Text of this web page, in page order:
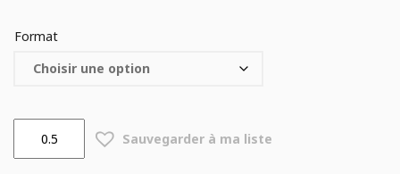
Format
Impatiens
Sauvegarder à ma liste